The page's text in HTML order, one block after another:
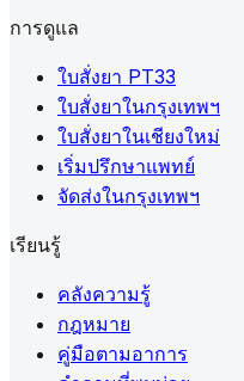
การดูแล
ใบสั่งยา PT33
ใบสั่งยาในกรุงเทพฯ
ใบสั่งยาในเชียงใหม่
เริ่มปรึกษาแพทย์
จัดส่งในกรุงเทพฯ
เรียนรู้
คลังความรู้
กฎหมาย
คู่มือตามอาการ